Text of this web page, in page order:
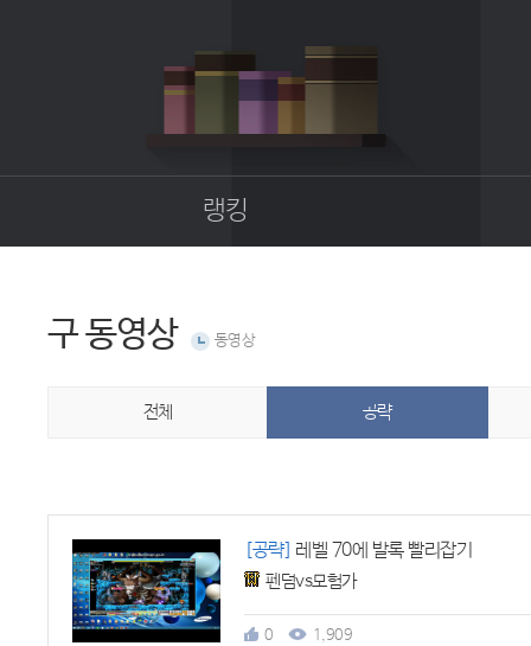
랭킹
구 동영상 동영상
전체 공략
[공략] 레벨 70에 발록 빨리잡기
펜덤vs모험가
0 1,909